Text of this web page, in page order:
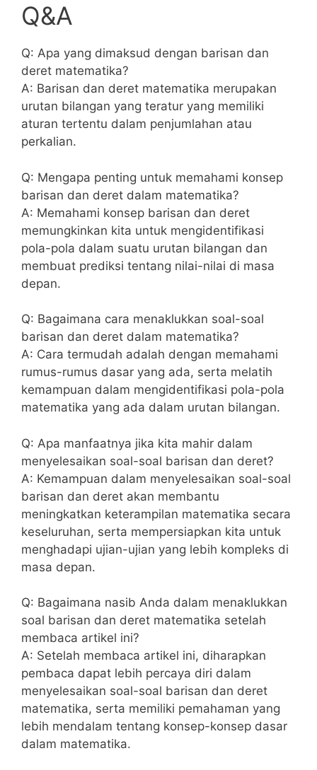
Q&A
Q: Apa yang dimaksud⁤ dengan barisan dan
deret matematika?
A: Barisan dan​ deret matematika merupakan
urutan bilangan yang teratur ​yang memiliki
⁣aturan​ tertentu dalam⁢ penjumlahan atau
perkalian.
Q: Mengapa ‍penting untuk memahami konsep
barisan dan deret⁤ dalam matematika?
A: Memahami konsep barisan dan deret
memungkinkan kita untuk mengidentifikasi
pola-pola dalam suatu urutan ⁤bilangan dan
membuat prediksi tentang⁣ nilai-nilai di masa
depan.
Q: Bagaimana⁢ cara menaklukkan soal-soal
barisan dan ⁤deret dalam matematika?
A: Cara termudah⁤ adalah dengan memahami​
rumus-rumus dasar⁢ yang ada, serta melatih
kemampuan⁤ dalam mengidentifikasi pola-pola
matematika yang ada dalam urutan bilangan.
Q: Apa manfaatnya jika kita​ mahir‍ dalam
menyelesaikan soal-soal barisan dan ⁣deret?
A: Kemampuan⁢ dalam​ menyelesaikan soal-soal
barisan dan deret akan membantu
meningkatkan keterampilan matematika secara
keseluruhan, serta mempersiapkan⁢ kita untuk
menghadapi‌ ujian-ujian yang lebih kompleks di ​
masa depan.
Q: Bagaimana nasib Anda dalam menaklukkan
soal barisan dan deret matematika setelah
membaca artikel ini?
A: ‌Setelah membaca artikel ini, diharapkan
pembaca dapat‍ lebih percaya diri dalam
menyelesaikan soal-soal‍ barisan ‍dan deret
matematika, serta ‌memiliki pemahaman yang
lebih mendalam⁢ tentang konsep-konsep dasar
dalam matematika.